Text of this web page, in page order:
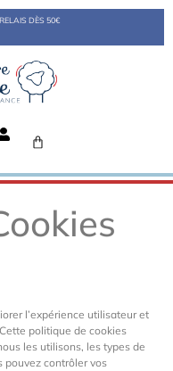
DÈS 50€
l’expérience utilisateur et
politique de cookies
les utilisons, les types de
pouvez contrôler vos